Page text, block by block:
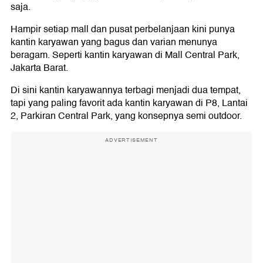
saja.
Hampir setiap mall dan pusat perbelanjaan kini punya
kantin karyawan yang bagus dan varian menunya
beragam. Seperti kantin karyawan di Mall Central Park,
Jakarta Barat.
Di sini kantin karyawannya terbagi menjadi dua tempat,
tapi yang paling favorit ada kantin karyawan di P8, Lantai
2, Parkiran Central Park, yang konsepnya semi outdoor.
ADVERTISEMENT